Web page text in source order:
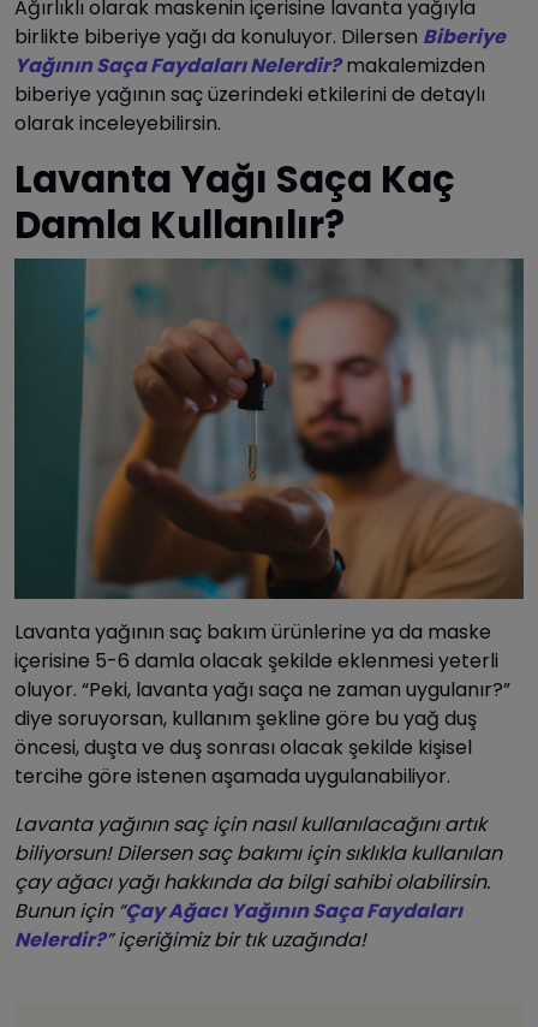
Ağırlıklı olarak maskenin içerisine lavanta yağıyla
birlikte biberiye yağı da konuluyor. Dilersen Biberiye
Yağının Saça Faydaları Nelerdir?makalemizden
biberiye yağının saç üzerindeki etkilerini de detaylı
olarak inceleyebilirsin.
Lavanta Yağı Saça Kaç
Damla Kullanılır?
Lavanta yağının saç bakım ürünlerine ya da maske
içerisine 5-6 damla olacak şekilde eklenmesi yeterli
oluyor. “Peki, lavanta yağı saça ne zaman uygulanır?”
diye soruyorsan, kullanım şekline göre bu yağ duş
öncesi, duşta ve duş sonrası olacak şekilde kişisel
tercihe göre istenen aşamada uygulanabiliyor.
Lavanta yağının saç için nasıl kullanılacağını artık
biliyorsun! Dilersen saç bakımı için sıklıkla kullanılan
çay ağacı yağı hakkında da bilgi sahibi olabilirsin.
Bunun için “Çay Ağacı Yağının Saça Faydaları
Nelerdir?” içeriğimiz bir tık uzağında!